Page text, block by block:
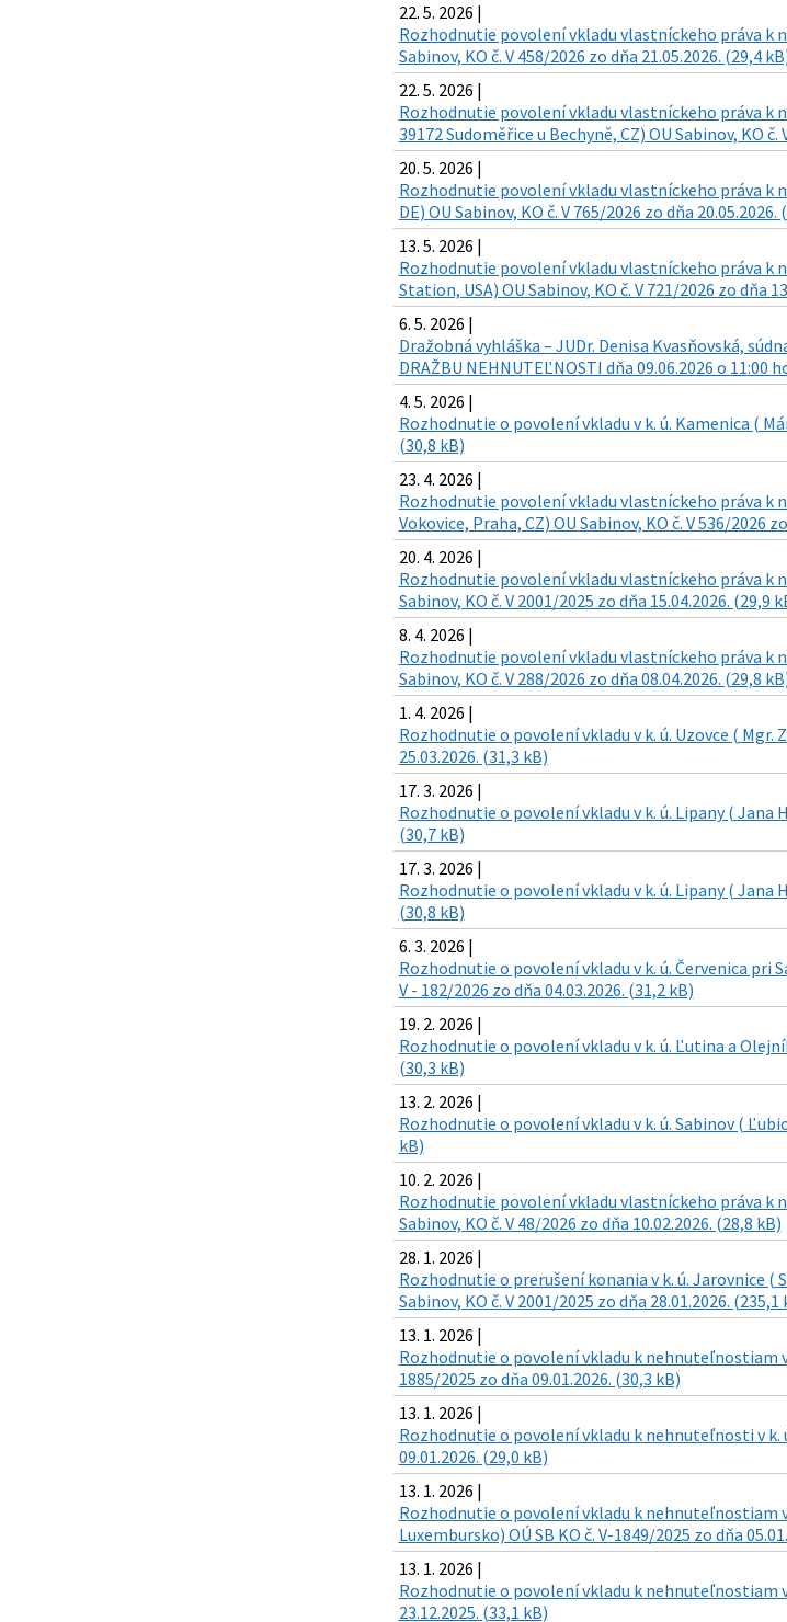
22. 5. 2026 |
Rozhodnutie povolení vkladu vlastníckeho práva k
Sabinov, KO č. V 458/2026 zo dňa 21.05.2026. (29,4
22. 5. 2026 |
Rozhodnutie povolení vkladu vlastníckeho práva k
39172 Sudoměřice u Bechyně, CZ) OU Sabinov, KO
20. 5. 2026 |
Rozhodnutie povolení vkladu vlastníckeho práva k
DE) OU Sabinov, KO č. V 765/2026 zo dňa 20.05.2026.
13. 5. 2026 |
Rozhodnutie povolení vkladu vlastníckeho práva k
Station, USA) OU Sabinov, KO č. V 721/2026 zo dňa
6. 5. 2026 |
Dražobná vyhláška – JUDr. Denisa Kvasňovská,
DRAŽBU NEHNUTEĽNOSTI dňa 09.06.2026 o
4. 5. 2026 |
Rozhodnutie o povolení vkladu v k. ú. Kamenica (
(30,8 kB)
23. 4. 2026 |
Rozhodnutie povolení vkladu vlastníckeho práva k
Vokovice, Praha, CZ) OU Sabinov, KO č. V 536/2026
20. 4. 2026 |
Rozhodnutie povolení vkladu vlastníckeho práva k
Sabinov, KO č. V 2001/2025 zo dňa 15.04.2026. (29,9
8. 4. 2026 |
Rozhodnutie povolení vkladu vlastníckeho práva k
Sabinov, KO č. V 288/2026 zo dňa 08.04.2026. (29,8
1. 4. 2026 |
Rozhodnutie o povolení vkladu v k. ú. Uzovce ( Mgr.
25.03.2026. (31,3 kB)
17. 3. 2026 |
Rozhodnutie o povolení vkladu v k. ú. Lipany ( Jana
(30,7 kB)
17. 3. 2026 |
Rozhodnutie o povolení vkladu v k. ú. Lipany ( Jana
(30,8 kB)
6. 3. 2026 |
Rozhodnutie o povolení vkladu v k. ú. Červenica pri
V - 182/2026 zo dňa 04.03.2026. (31,2 kB)
19. 2. 2026 |
Rozhodnutie o povolení vkladu v k. ú. Ľutina a
(30,3 kB)
13. 2. 2026 |
Rozhodnutie o povolení vkladu v k. ú. Sabinov (
kB)
10. 2. 2026 |
Rozhodnutie povolení vkladu vlastníckeho práva k
Sabinov, KO č. V 48/2026 zo dňa 10.02.2026. (28,8 kB)
28. 1. 2026 |
Rozhodnutie o prerušení konania v k. ú. Jarovnice (
Sabinov, KO č. V 2001/2025 zo dňa 28.01.2026. (235,1
13. 1. 2026 |
Rozhodnutie o povolení vkladu k nehnuteľnostiam v
1885/2025 zo dňa 09.01.2026. (30,3 kB)
13. 1. 2026 |
Rozhodnutie o povolení vkladu k nehnuteľnosti v k.
09.01.2026. (29,0 kB)
13. 1. 2026 |
Rozhodnutie o povolení vkladu k nehnuteľnostiam
Luxembursko) OÚ SB KO č. V-1849/2025 zo dňa
13. 1. 2026 |
Rozhodnutie o povolení vkladu k nehnuteľnostiam v
23.12.2025. (33,1 kB)